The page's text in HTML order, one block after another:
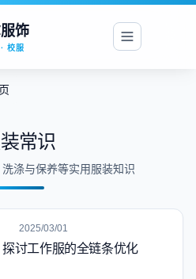
饰
校服
常识
涤与保养等实用服装知识
2025/03/01
讨工作服的全链条优化